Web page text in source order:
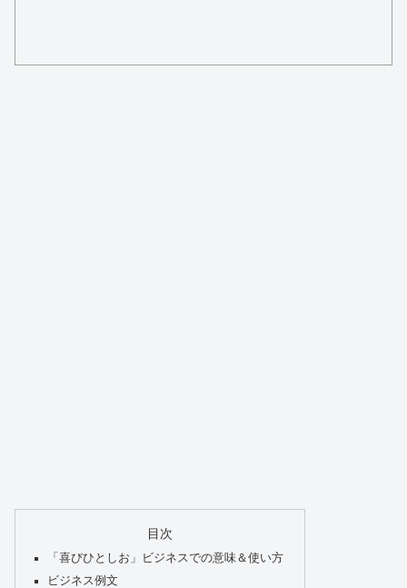
目次
「喜びひとしお」ビジネスでの意味＆使い方
ビジネス例文